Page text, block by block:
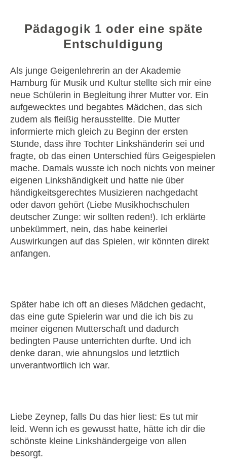
Pädagogik 1 oder eine späte
Entschuldigung
Als junge Geigenlehrerin an der Akademie
Hamburg für Musik und Kultur stellte sich mir eine
neue Schülerin in Begleitung ihrer Mutter vor. Ein
aufgewecktes und begabtes Mädchen, das sich
zudem als fleißig herausstellte. Die Mutter
informierte mich gleich zu Beginn der ersten
Stunde, dass ihre Tochter Linkshänderin sei und
fragte, ob das einen Unterschied fürs Geigespielen
mache. Damals wusste ich noch nichts von meiner
eigenen Linkshändigkeit und hatte nie über
händigkeitsgerechtes Musizieren nachgedacht
oder davon gehört (Liebe Musikhochschulen
deutscher Zunge: wir sollten reden!). Ich erklärte
unbekümmert, nein, das habe keinerlei
Auswirkungen auf das Spielen, wir könnten direkt
anfangen.
Später habe ich oft an dieses Mädchen gedacht,
das eine gute Spielerin war und die ich bis zu
meiner eigenen Mutterschaft und dadurch
bedingten Pause unterrichten durfte. Und ich
denke daran, wie ahnungslos und letztlich
unverantwortlich ich war.
Liebe Zeynep, falls Du das hier liest: Es tut mir
leid. Wenn ich es gewusst hatte, hätte ich dir die
schönste kleine Linkshändergeige von allen
besorgt.